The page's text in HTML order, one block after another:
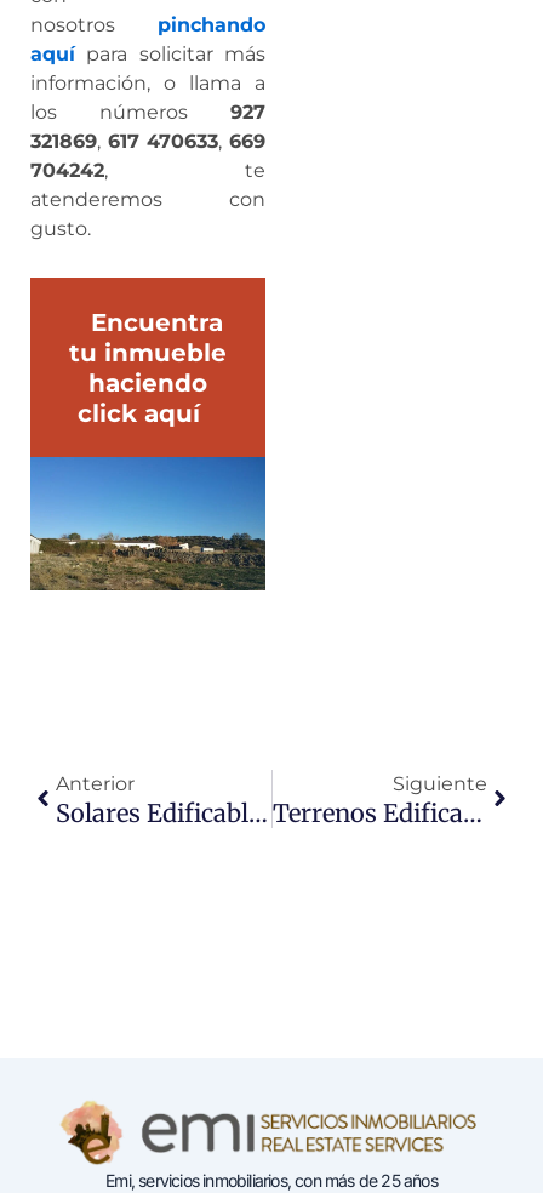
nosotros pinchando
aquípara solicitar más
información, o llama a
los números 927
321869, 617 470633, 669
704242, te
atenderemos con
gusto.
Encuentra
tu inmueble
haciendo
click aquí
Anterior
Solares Edificables En Trujillo
Siguiente
Terrenos Edificables En Trujillo
Emi, servicios inmobiliarios, con más de 25 años